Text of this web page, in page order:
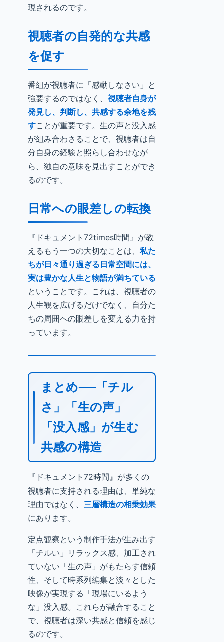
現されるのです。
視聴者の自発的な共感
を促す
番組が視聴者に「感動しなさい」と
強要するのではなく、 視聴者自身が
発見し、判断し、共感する余地を残
すことが重要です。生の声と没入感
が組み合わさることで、視聴者は自
分自身の経験と照らし合わせなが
ら、独自の意味を見出すことができ
るのです。
日常への眼差しの転換
『ドキュメント72times時間』が教
えるもう一つの大切なことは、 私た
ちが日々通り過ぎる日常空間には、
実は豊かな人生と物語が満ちている
ということです。これは、視聴者の
人生観を広げるだけでなく、自分た
ちの周囲への眼差しを変える力を持
っています。
まとめ──「チル
さ」「生の声」
「没入感」が生む
共感の構造
『ドキュメント72時間』が多くの
視聴者に支持される理由は、単純な
理由ではなく、 三層構造の相乗効果
にあります。
定点観察という制作手法が生み出す
「チルい」リラックス感、加工され
ていない「生の声」がもたらす信頼
性、そして時系列編集と淡々とした
映像が実現する「現場にいるよう
な」没入感。これらが融合すること
で、視聴者は深い共感と信頼を感じ
るのです。